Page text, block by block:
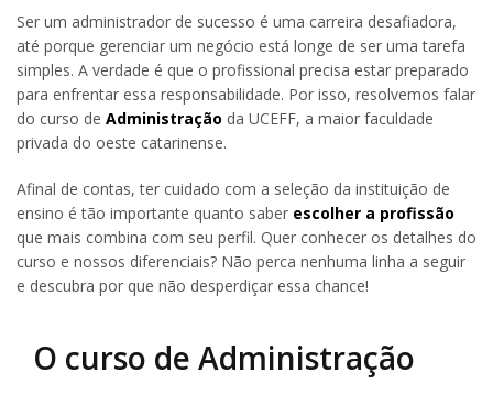
Ser um administrador de sucesso é uma carreira desafiadora,
até porque gerenciar um negócio está longe de ser uma tarefa
simples. A verdade é que o profissional precisa estar preparado
para enfrentar essa responsabilidade. Por isso, resolvemos falar
do curso de Administração da UCEFF, a maior faculdade
privada do oeste catarinense.
Afinal de contas, ter cuidado com a seleção da instituição de
ensino é tão importante quanto saber escolher a profissão
que mais combina com seu perfil. Quer conhecer os detalhes do
curso e nossos diferenciais? Não perca nenhuma linha a seguir
e descubra por que não desperdiçar essa chance!
O curso de Administração